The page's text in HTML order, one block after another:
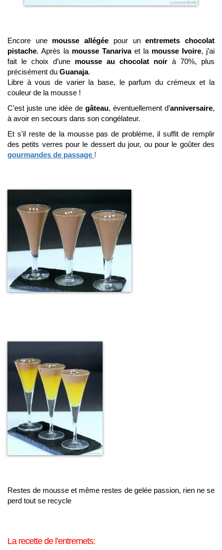
Encore une mousse allégée pour unentremets chocolat
pistache. Après la mousse Tanarivaet la mousse Ivoire, j’ai
fait le choix d’une mousse au chocolat noir à 70%, plus
précisément du Guanaja.
Libre à vous de varier la base, le parfum du crémeux et la
couleur de la mousse !
C’est juste une idée de gâteau, éventuellement d’anniversaire,
à avoir en secours dans son congélateur.
Et s’il reste de la mousse pas de problème, il suffit de remplir
des petits verres pour le dessert du jour, ou pour le goûter des
gourmandes de passage !
Restes de mousse et même restes de gelée passion, rien ne se
perd tout se recycle
La recette de l’entremets: